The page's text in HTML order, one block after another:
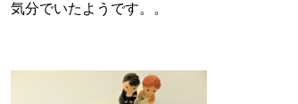
気分でいたようです。。